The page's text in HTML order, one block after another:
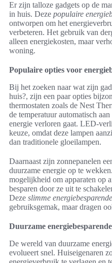
Er zijn talloze gadgets op de
in huis. Deze populaire
ontworpen om het
verbeteren. Het gebruik van
alleen energiekosten, maar
woning.
Populaire opties voor
Bij het zoeken naar wat zijn
huis?, zijn een paar opties
thermostaten zoals de Nest
de temperatuur automatisch
energie verloren gaat. LED-
keuze, omdat deze lampen
dan traditionele gloeilampen.
Daarnaast zijn zonnepanelen
duurzame energie op te
mogelijkheid om apparaten op
besparen door ze uit te
Deze slimme
gebruiksgemak, maar dragen
Duurzame
De wereld van duurzame
evolueert snel. Huiseigenaren